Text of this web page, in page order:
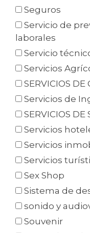
Seguros
Servicio de
laborales
Servicio
Servicios
SERVICIOS DE
Servicios de
SERVICIOS DE
Servicios
Servicios
Servicios
Sex Shop
Sistema de
sonido y
Souvenir